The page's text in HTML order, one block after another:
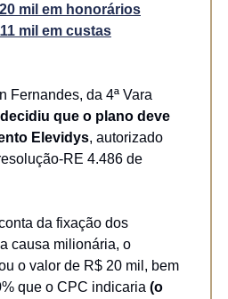
mil em honorários
mil em custas
Fernandes, da 4ª Vara
decidiu que o plano deve
Elevidys, autorizado
RE 4.486 de
da fixação dos
causa milionária, o
o valor de R$ 20 mil, bem
que o CPC indicaria (o